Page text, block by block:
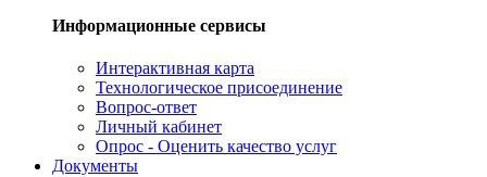
Информационные сервисы
Интерактивная карта
Технологическое присоединение
Вопрос-ответ
Личный кабинет
Опрос - Оценить качество услуг
Документы